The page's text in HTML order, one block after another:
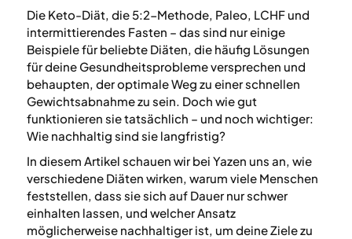
Die Keto-Diät, die 5:2-Methode, Paleo, LCHF und
intermittierendes Fasten – das sind nur einige
Beispiele für beliebte Diäten, die häufig Lösungen
für deine Gesundheitsprobleme versprechen und
behaupten, der optimale Weg zu einer schnellen
Gewichtsabnahme zu sein. Doch wie gut
funktionieren sie tatsächlich – und noch wichtiger:
Wie nachhaltig sind sie langfristig?
In diesem Artikel schauen wir bei Yazen uns an, wie
verschiedene Diäten wirken, warum viele Menschen
feststellen, dass sie sich auf Dauer nur schwer
einhalten lassen, und welcher Ansatz
möglicherweise nachhaltiger ist, um deine Ziele zu